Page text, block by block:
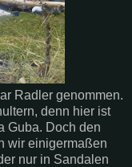
Radler genommen.
denn hier ist
Guba. Doch den
wir einigermaßen
nur in Sandalen